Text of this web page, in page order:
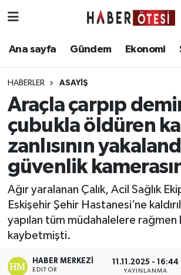
Ana sayfa Gündem Ekonomi
HABERLER ASAYIŞ
Araçla çarpıp
çubukla öldüren
zanlısının
güvenlik
Ağır yaralanan Çalık, Acil Sağlık
Eskişehir Şehir Hastanesi’ne
yapılan tüm müdahalelere rağmen
kaybetmişti.
HABER MERKEZI
EDITÖR
11.11.2025 - 16:44
YAYINLANMA
Ana sayfa
Ekonomi
Sağlık
Spor
Asayiş
Teknoloji
Eskişehir Nöbetçi Eczaneler
Eskişehir Namaz Vakitleri
Eskişehir Trafik Yoğunluk
Süper Lig Puan Durumu ve
Tüm Manşetler
Son Dakika Haberleri